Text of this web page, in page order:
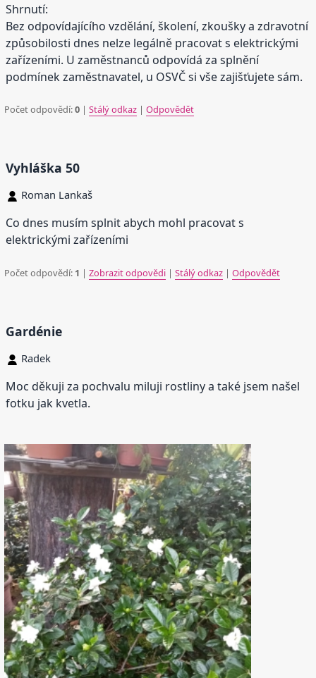
Shrnutí:
Bez odpovídajícího vzdělání, školení, zkoušky a zdravotní
způsobilosti dnes nelze legálně pracovat s elektrickými
zařízeními. U zaměstnanců odpovídá za splnění
podmínek zaměstnavatel, u OSVČ si vše zajišťujete sám.
Počet odpovědí:0 |Stálý odkaz |Odpovědět
Vyhláška 50
Roman Lankaš
Co dnes musím splnit abych mohl pracovat s
elektrickými zařízeními
Počet odpovědí: 1 |Zobrazit odpovědi |Stálý odkaz |Odpovědět
Gardénie
Radek
Moc děkuji za pochvalu miluji rostliny a také jsem našel
fotku jak kvetla.